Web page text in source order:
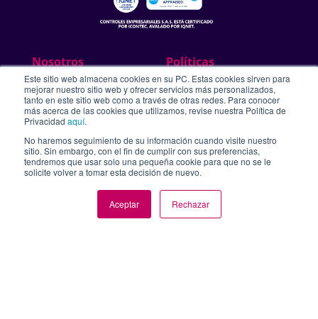
Este sitio web almacena cookies en su PC. Estas cookies sirven para
mejorar nuestro sitio web y ofrecer servicios más personalizados,
tanto en este sitio web como a través de otras redes. Para conocer
más acerca de las cookies que utilizamos, revise nuestra Política de
Privacidad aquí.
No haremos seguimiento de su información cuando visite nuestro
sitio. Sin embargo, con el fin de cumplir con sus preferencias,
tendremos que usar solo una pequeña cookie para que no se le
solicite volver a tomar esta decisión de nuevo.
Aceptar Rechazar
Nosotros
Filosofia
Historia
Nuestra trayectoria
Nuestros clientes
Acceso a colaboradores
Trabaja con nosotros
Políticas
Sistema integrado de
gestión
SAGRLAFT
Términos y condiciones
Línea ética
Gestión ambiental